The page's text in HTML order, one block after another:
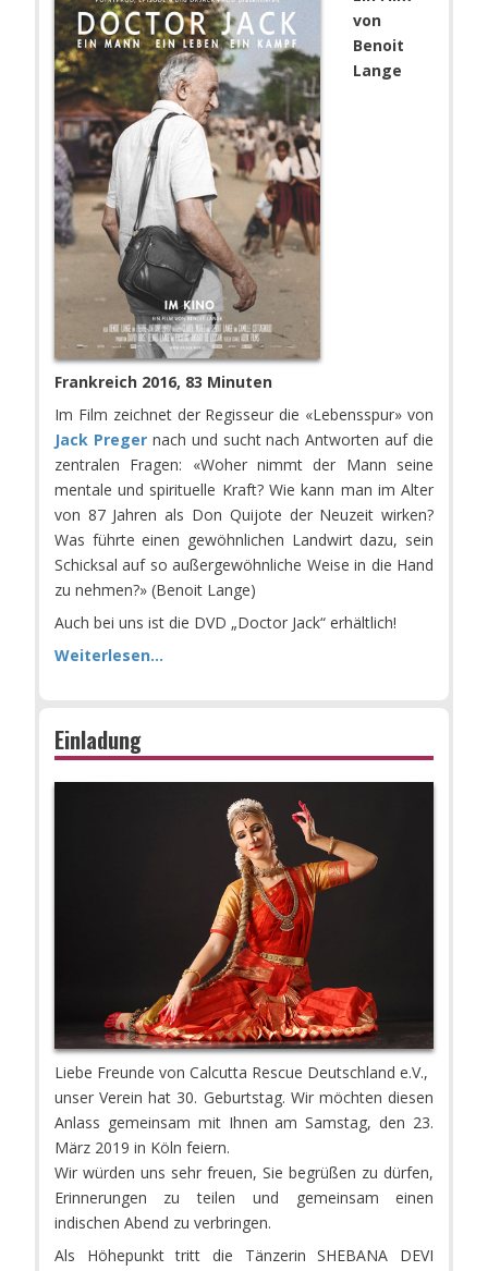
von
Benoit
Lange
Frankreich 2016, 83 Minuten
Im Film zeichnet der Regisseur die «Lebensspur» von
Jack Pregernach und sucht nach Antworten auf die
zentralen Fragen: «Woher nimmt der Mann seine
mentale und spirituelle Kraft? Wie kann man im Alter
von 87 Jahren als Don Quijote der Neuzeit wirken?
Was führte einen gewöhnlichen Landwirt dazu, sein
Schicksal auf so außergewöhnliche Weise in die Hand
zu nehmen?» (Benoit Lange)
Auch bei uns ist die DVD „Doctor Jack“ erhältlich!
Weiterlesen...
Einladung
Liebe Freunde von Calcutta Rescue Deutschland e.V.,
unser Verein hat 30. Geburtstag. Wir möchten diesen
Anlass gemeinsam mit Ihnen am Samstag, den 23.
März 2019 in Köln feiern.
Wir würden uns sehr freuen, Sie begrüßen zu dürfen,
Erinnerungen zu teilen und gemeinsam einen
indischen Abend zu verbringen.
Als Höhepunkt tritt die Tänzerin SHEBANA DEVI